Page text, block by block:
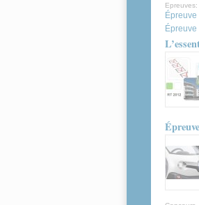
Epreuves:
Épreuve